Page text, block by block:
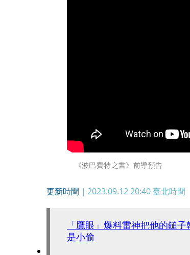
《波巴費特之書》前導預告
更新時間｜ 2023.09.12 20:40臺北時間
「鷹眼」爆料雷神把他的鎚
是小偷